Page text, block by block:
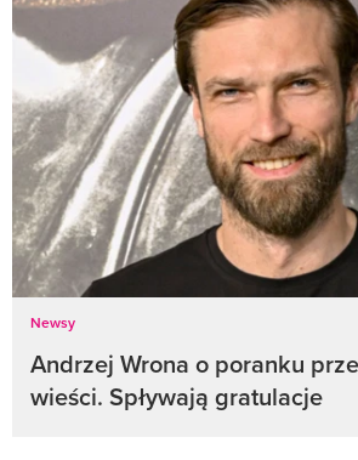
Newsy
Andrzej Wrona o poranku
wieści. Spływają gratulacje